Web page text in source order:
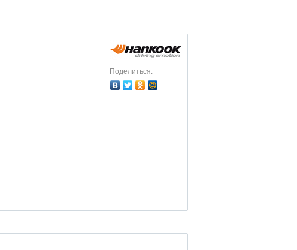
Поделиться: